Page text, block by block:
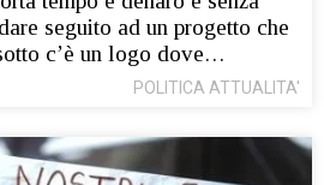
seguito ad un progetto che
c’è un logo dove…
POLITICA ATTUALITA'